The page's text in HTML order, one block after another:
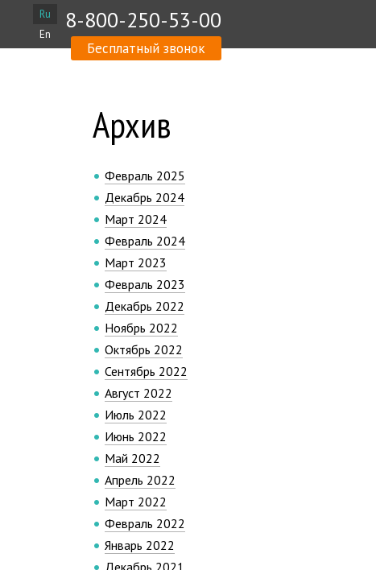
8-800-250-53-00
Бесплатный звонок
Ru
En
Архив
Февраль 2025
Декабрь 2024
Март 2024
Февраль 2024
Март 2023
Февраль 2023
Декабрь 2022
Ноябрь 2022
Октябрь 2022
Сентябрь 2022
Август 2022
Июль 2022
Июнь 2022
Май 2022
Апрель 2022
Март 2022
Февраль 2022
Январь 2022
Декабрь 2021